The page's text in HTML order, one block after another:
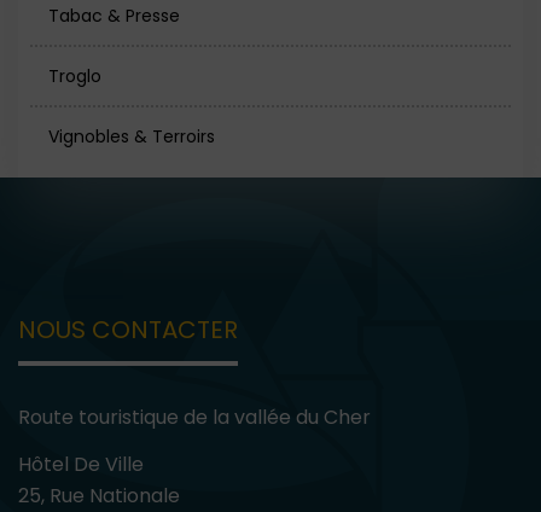
Tabac & Presse
Troglo
Vignobles & Terroirs
NOUS CONTACTER
Route touristique de la vallée du Cher
Hôtel De Ville
25, Rue Nationale